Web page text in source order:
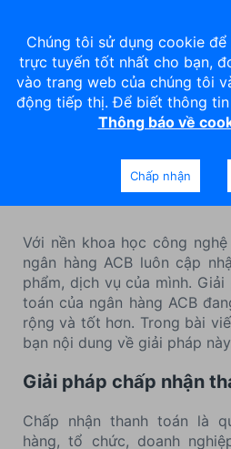
3 giải pháp
toán cho doanh
Với nền khoa học công
ngân hàng ACB luôn cập
phẩm, dịch vụ của mình.
toán của ngân hàng ACB
rộng và tốt hơn. Trong bài
bạn nội dung về giải pháp
Giải pháp chấp nhận
Chấp nhận thanh toán là
hàng, tổ chức, doanh
Chúng tôi sử dụng cookie
trực tuyến tốt nhất cho bạn,
vào trang web của chúng tôi
động tiếp thị. Để biết thông
Thông báo về
Chấp nhận